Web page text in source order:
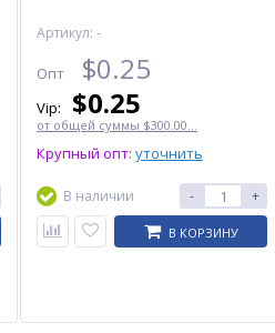
Артикул: -
Опт $0.25
Vip: $0.25
от общей суммы $300.00...
Крупный опт: уточнить
В наличии - +
В КОРЗИНУ